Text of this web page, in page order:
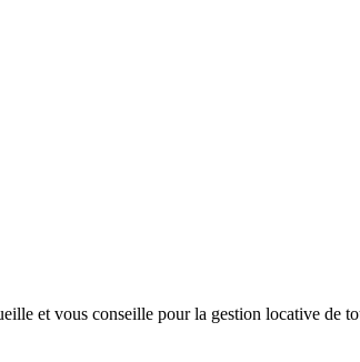
et vous conseille pour la gestion locative de